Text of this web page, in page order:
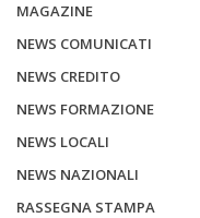
MAGAZINE
NEWS COMUNICATI
NEWS CREDITO
NEWS FORMAZIONE
NEWS LOCALI
NEWS NAZIONALI
RASSEGNA STAMPA